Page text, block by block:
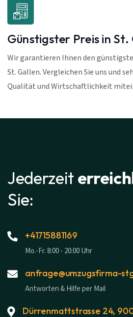
Günstigster Preis in St.
Wir garantieren Ihnen den
St. Gallen. Vergleichen Sie uns und
Qualität und Wirtschaftlichkeit
Jederzeit
Sie:
+41715881169
Mo.-Fr. 8:00 - 20:00 Uhr
anfrage@umzugsfirma-
Antworten & Hilfe per Mail
Dürrenmattstrasse 24,